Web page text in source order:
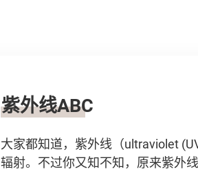
紫外线ABC
大家都知道，紫外线（ultraviolet
辐射。不过你又知不知，原来紫外